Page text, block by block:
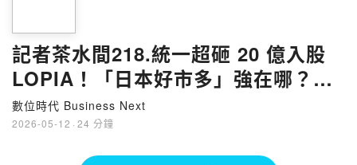
記者茶水間218.統一超砸 20 億入股
LOPIA！「日本好市多」強在哪？拆
解零售霸主補齊生鮮版圖的盤算
數位時代 Business Next
2026-05-12 · 24 分鐘